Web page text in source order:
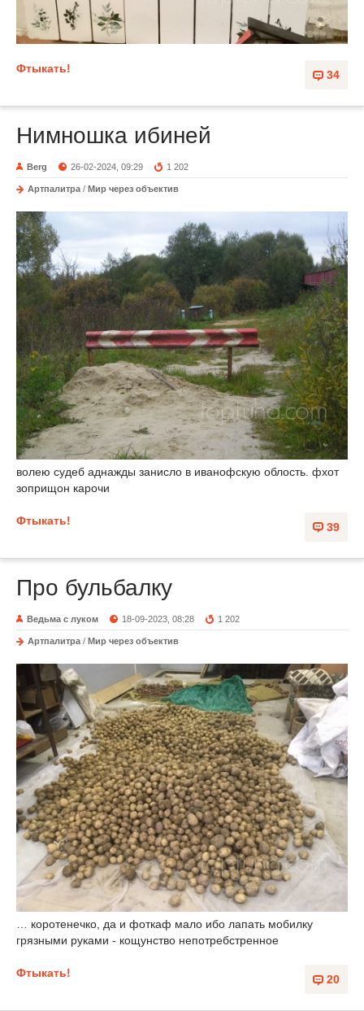
34
Фтыкать!
Нимношка ибиней
Berg 26-02-2024, 09:29 1 202
Артпалитра / Мир через объектив
волею судеб аднажды занисло в иванофскую облость. фхот
зоприщон карочи
39
Фтыкать!
Про бульбалку
Ведьма с луком 18-09-2023, 08:28 1 202
Артпалитра / Мир через объектив
… коротенечко, да и фоткаф мало ибо лапать мобилку
грязными руками - кощунство непотребстренное
20
Фтыкать!